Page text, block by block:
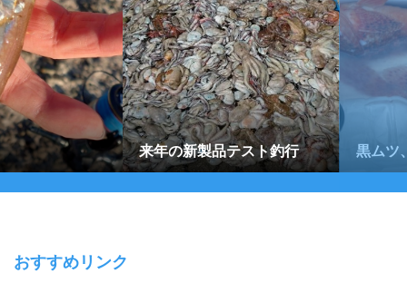
来年の新製品テスト釣行 黒ムツ
おすすめリンク